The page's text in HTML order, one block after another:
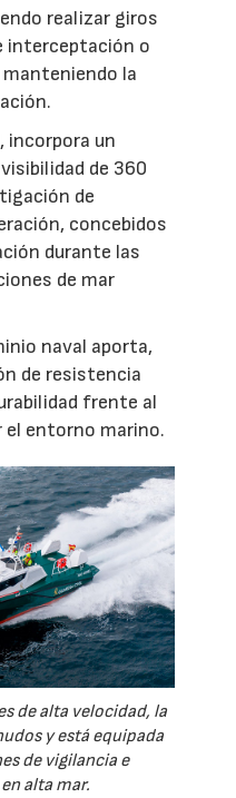
realizar giros
interceptación o
la
incorpora un
de 360
de
concebidos
durante las
de mar
naval aporta,
de resistencia
frente al
el entorno marino.
de alta velocidad, la
y está equipada
de vigilancia e
alta mar.